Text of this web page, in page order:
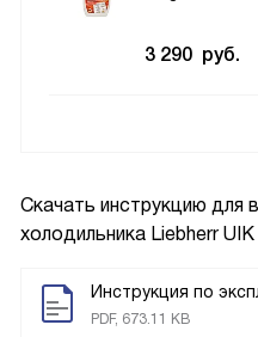
Скачать инструкцию для
холодильника Liebherr
Инструкция по
PDF, 673.11 KB
3 290 руб.